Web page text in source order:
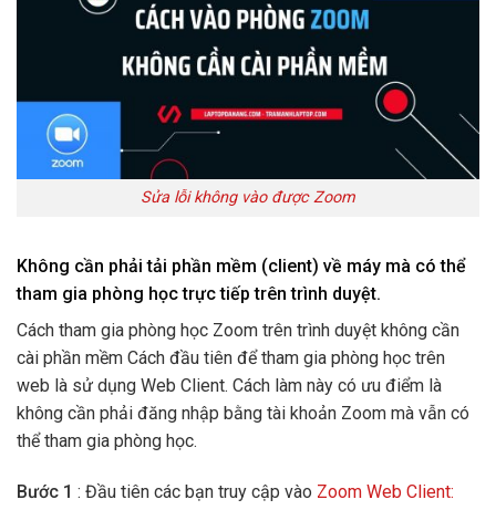
Sửa lỗi không vào được Zoom
Không cần phải tải phần mềm (client) về máy mà có thể
tham gia phòng học trực tiếp trên trình duyệt.
Cách tham gia phòng học Zoom trên trình duyệt không cần
cài phần mềm Cách đầu tiên để tham gia phòng học trên
web là sử dụng Web Client. Cách làm này có ưu điểm là
không cần phải đăng nhập bằng tài khoản Zoom mà vẫn có
thể tham gia phòng học.
Bước 1 : Đầu tiên các bạn truy cập vào Zoom Web Client: